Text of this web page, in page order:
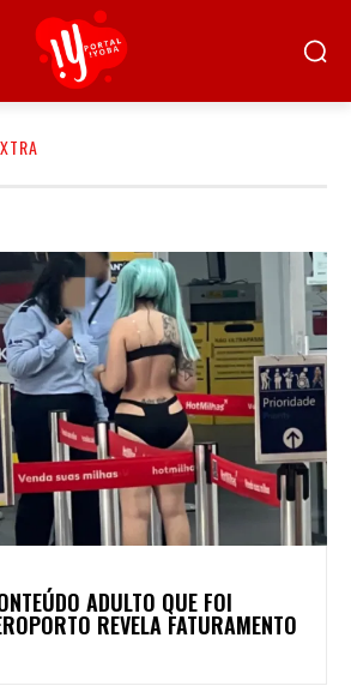
ADULTO QUE FOI
REVELA FATURAMENTO